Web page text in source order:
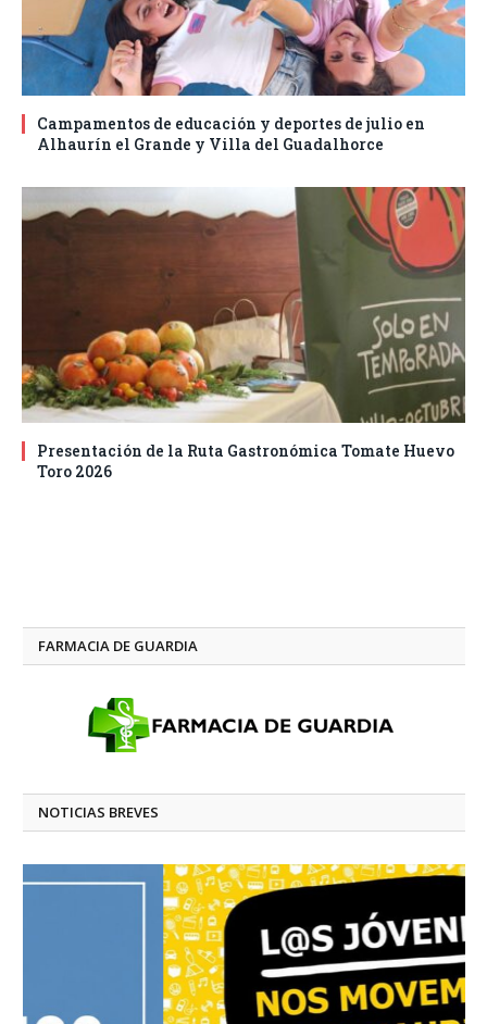
Campamentos de educación y deportes de julio en
Alhaurín el Grande y Villa del Guadalhorce
Presentación de la Ruta Gastronómica Tomate Huevo
Toro 2026
FARMACIA DE GUARDIA
NOTICIAS BREVES